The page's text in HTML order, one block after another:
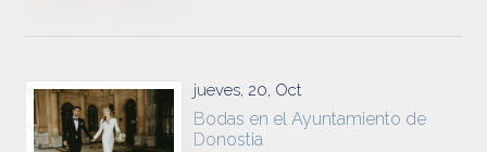
jueves, 20, Oct
Bodas en el Ayuntamiento de
Donostia